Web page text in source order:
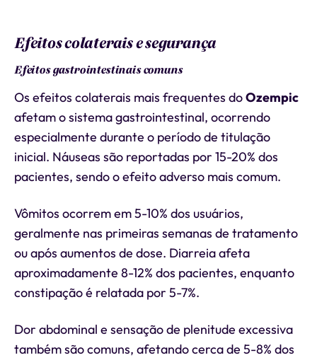
Efeitos colaterais e segurança
Efeitos gastrointestinais comuns
Os efeitos colaterais mais frequentes doOzempic
afetam o sistema gastrointestinal, ocorrendo
especialmente durante o período de titulação
inicial. Náuseas são reportadas por 15-20% dos
pacientes, sendo o efeito adverso mais comum.
Vômitos ocorrem em 5-10% dos usuários,
geralmente nas primeiras semanas de tratamento
ou após aumentos de dose. Diarreia afeta
aproximadamente 8-12% dos pacientes, enquanto
constipação é relatada por 5-7%.
Dor abdominal e sensação de plenitude excessiva
também são comuns, afetando cerca de 5-8% dos